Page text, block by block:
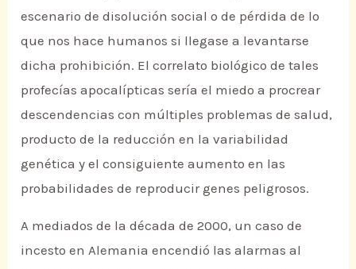
escenario de disolución social o de pérdida de lo
que nos hace humanos si llegase a levantarse
dicha prohibición. El correlato biológico de tales
profecías apocalípticas sería el miedo a procrear
descendencias con múltiples problemas de salud,
producto de la reducción en la variabilidad
genética y el consiguiente aumento en las
probabilidades de reproducir genes peligrosos.
A mediados de la década de 2000, un caso de
incesto en Alemania encendió las alarmas al